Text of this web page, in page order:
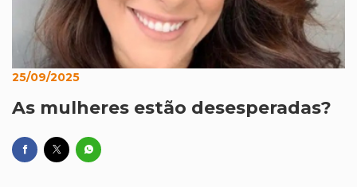
25/09/2025
As mulheres estão desesperadas?